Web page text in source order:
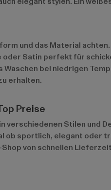
und das Material
Satin perfekt für
bei niedrigen
erhalten.
Preise
Stilen und
sportlich, elegant oder
von schnellen